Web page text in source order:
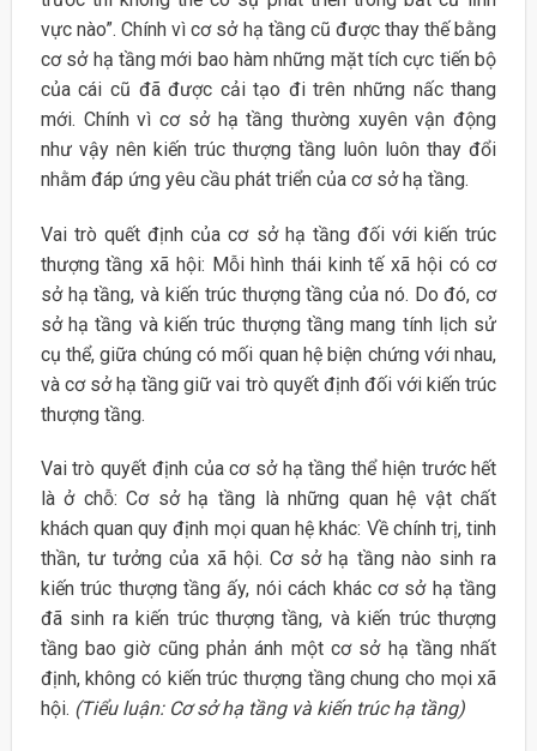
vực nào”. Chính vì cơ sở hạ tầng cũ được thay thế bằng
cơ sở hạ tầng mới bao hàm những mặt tích cực tiến bộ
của cái cũ đã được cải tạo đi trên những nấc thang
mới. Chính vì cơ sở hạ tầng thường xuyên vận động
như vậy nên kiến trúc thượng tầng luôn luôn thay đổi
nhằm đáp ứng yêu cầu phát triển của cơ sở hạ tầng.
Vai trò quết định của cơ sở hạ tầng đối với kiến trúc
thượng tầng xã hội: Mỗi hình thái kinh tế xã hội có cơ
sở hạ tầng, và kiến trúc thượng tầng của nó. Do đó, cơ
sở hạ tầng và kiến trúc thượng tầng mang tính lịch sử
cụ thể, giữa chúng có mối quan hệ biện chứng với nhau,
và cơ sở hạ tầng giữ vai trò quyết định đối với kiến trúc
thượng tầng.
Vai trò quyết định của cơ sở hạ tầng thể hiện trước hết
là ở chỗ: Cơ sở hạ tầng là những quan hệ vật chất
khách quan quy định mọi quan hệ khác: Về chính trị, tinh
thần, tư tưởng của xã hội. Cơ sở hạ tầng nào sinh ra
kiến trúc thượng tầng ấy, nói cách khác cơ sở hạ tầng
đã sinh ra kiến trúc thượng tầng, và kiến trúc thượng
tầng bao giờ cũng phản ánh một cơ sở hạ tầng nhất
định, không có kiến trúc thượng tầng chung cho mọi xã
hội. (Tiểu luận: Cơ sở hạ tầng và kiến trúc hạ tầng)